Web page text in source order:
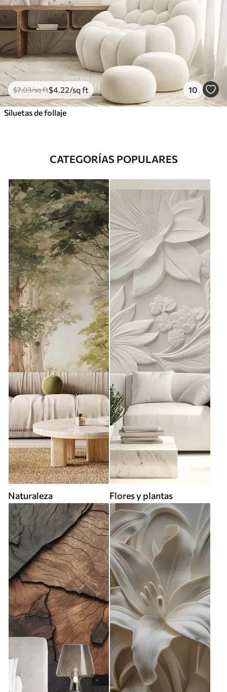
$7.03/sq ft$4 .22/sq ft 10
Siluetas de follaje
CATEGORÍAS POPULARES
Naturaleza Flores y plantas